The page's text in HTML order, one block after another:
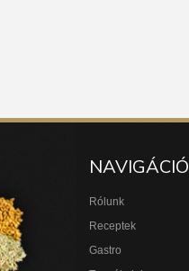
NAVIGÁCIÓ
Rólunk
Receptek
Gastro